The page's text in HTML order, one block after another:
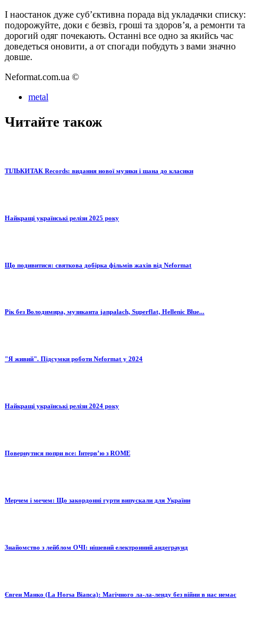
І наостанок дуже суб’єктивна порада від укладачки списку:
подорожуйте, доки є безвіз, гроші та здоров’я, а ремонти та
дорогий одяг почекають. Останні все одно за якийсь час
доведеться оновити, а от спогади побудуть з вами значно
довше.
Neformat.com.ua ©
metal
Читайте також
ТІЛЬКИТАК Records: видання нової музики і шана до класики
Найкращі українські релізи 2025 року
Що подивитися: святкова добірка фільмів жахів від Neformat
Рік без Володимира, музиканта janpalach, Superflat, Hellenic Blue...
"Я живий". Підсумки роботи Neformat у 2024
Найкращі українські релізи 2024 року
Повернутися попри все: Інтерв’ю з ROME
Мерчем і мечем: Що закордонні гурти випускали для України
Знайомство з лейблом ОЧІ: нішевий електронний андеграунд
Євген Манко (La Horsa Bianca): Магічного ла-ла-ленду без війни в нас немає